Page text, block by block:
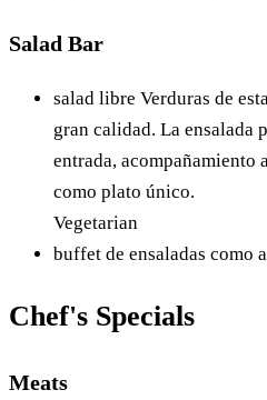
Salad Bar
salad libre Verduras de
gran calidad. La ensalada
entrada, acompañamiento
como plato único.
Vegetarian
buffet de ensaladas como
Chef's Specials
Meats